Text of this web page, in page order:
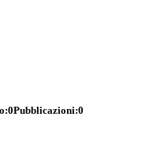
0Pubblicazioni:0